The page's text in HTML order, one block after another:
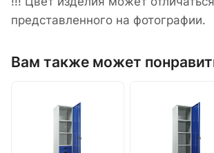
представленного на фотографии.
Вам также может